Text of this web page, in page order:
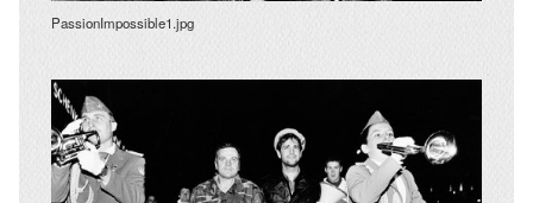
PassionImpossible1.jpg